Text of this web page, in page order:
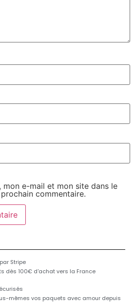
mon e-mail et mon site dans le
commentaire.
Stripe
dès 100€ d'achat vers la France
mêmes vos paquets avec amour depuis